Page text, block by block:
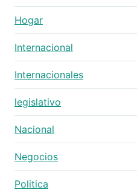
Hogar
Internacional
Internacionales
legislativo
Nacional
Negocios
Politica